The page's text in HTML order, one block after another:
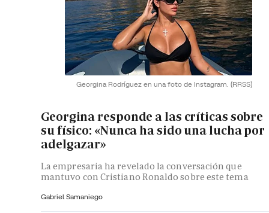
Georgina Rodríguez en una foto de Instagram. (RRSS)
Georgina responde a las críticas sobre
su físico: «Nunca ha sido una lucha por
adelgazar»
La empresaria ha revelado la conversación que
mantuvo con Cristiano Ronaldo sobre este tema
Gabriel Samaniego